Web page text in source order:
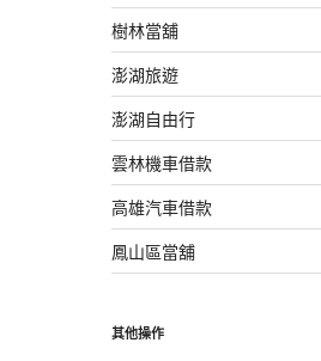
樹林當舖
澎湖旅遊
澎湖自由行
雲林機車借款
高雄汽車借款
鳳山區當舖
其他操作